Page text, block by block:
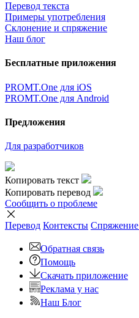
Перевод текста
Примеры употребления
Склонение и спряжение
Наш блог
Бесплатные приложения
PROMT.One для iOS
PROMT.One для Android
Предложения
Для разработчиков
Копировать текст
Копировать перевод
Сообщить о проблеме
Перевод Контексты Спряжение
Обратная связь
Помощь
Скачать приложение
Реклама у нас
Наш Блог